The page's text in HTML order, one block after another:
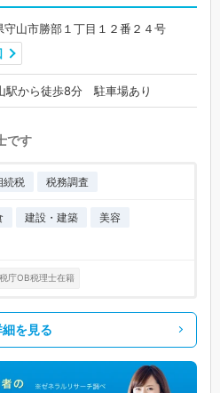
守山市勝部１丁目１２番２４号
駅から徒歩8分 駐車場あり
です
続税 税務調査
建設・建築
美容
庁OB税理士在籍
細を見る